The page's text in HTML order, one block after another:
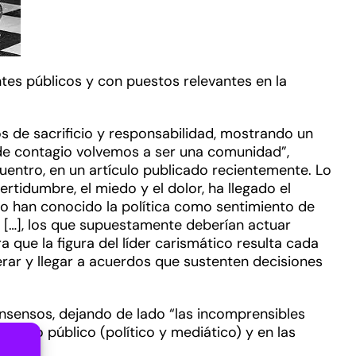
públicos y con puestos relevantes en la
de sacrificio y responsabilidad, mostrando un
volvemos a ser una comunidad”,
en un artículo publicado recientemente. Lo
el miedo y el dolor, ha llegado el
han conocido la política como sentimiento de
los que supuestamente deberían actuar
que la figura del líder carismático resulta cada
y llegar a acuerdos que sustenten decisiones
dejando de lado “las incomprensibles
público (político y mediático) y en las